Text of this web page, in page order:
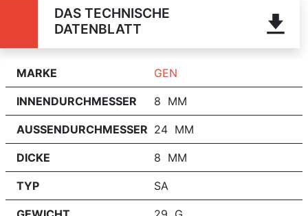
DAS TECHNISCHE
DATENBLATT
MARKE GEN
INNENDURCHMESSER 8 MM
AUSSENDURCHMESSER 24 MM
DICKE 8 MM
TYP SA